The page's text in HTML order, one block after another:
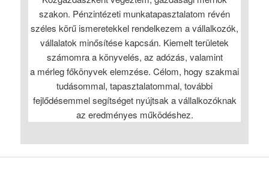
szakon. Pénzintézeti munkatapasztalatom révén
széles körű ismeretekkel rendelkezem a vállalkozók,
vállalatok minősítése kapcsán. Kiemelt területek
számomra a könyvelés, az adózás, valamint
a mérleg főkönyvek elemzése. Célom, hogy szakmai
tudásommal, tapasztalatommal, további
fejlődésemmel segítséget nyújtsak a vállalkozóknak
az eredményes működéshez.